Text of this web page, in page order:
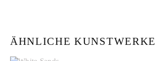
ÄHNLICHE KUNSTWERKE